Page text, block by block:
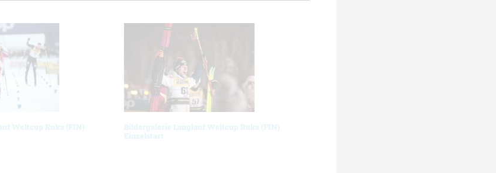
Weltcup Ruka (FIN)
Bildergalerie Langlauf Weltcup Ruka (FIN)
Einzelstart